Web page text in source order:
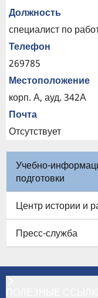
Должность
специалист по
Телефон
269785
Местоположение
корп. А, ауд. 342А
Почта
Отсутствует
Учебно-
подготовки
Центр истории и
Пресс-служба